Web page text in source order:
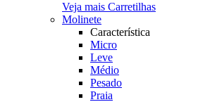
Veja mais Carretilhas
Molinete
Característica
Micro
Leve
Médio
Pesado
Praia